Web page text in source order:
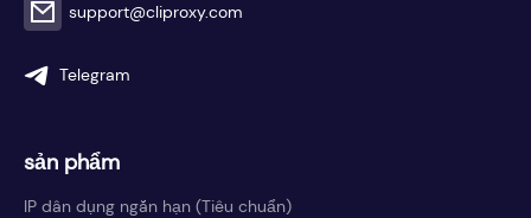
support@cliproxy.com
Telegram
sản phẩm
IP dân dụng ngắn hạn (Tiêu chuẩn)